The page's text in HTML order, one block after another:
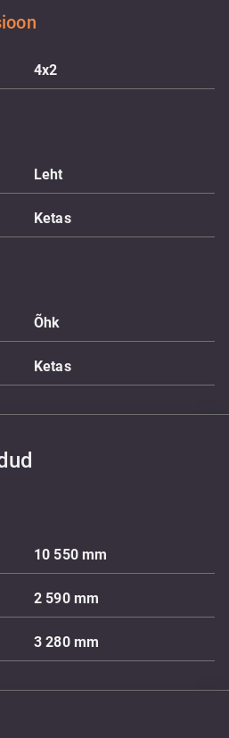
4x2
Leht
Ketas
Õhk
Ketas
10 550mm
2 590 mm
3 280 mm